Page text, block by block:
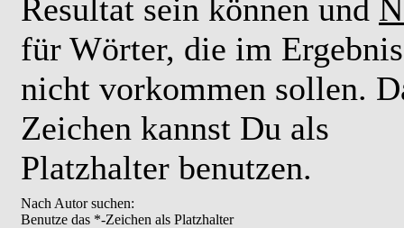
Resultat sein können und
für Wörter, die im Ergebnis
nicht vorkommen sollen.
Zeichen kannst Du als
Platzhalter benutzen.
Nach Autor suchen:
Benutze das *-Zeichen als Platzhalter